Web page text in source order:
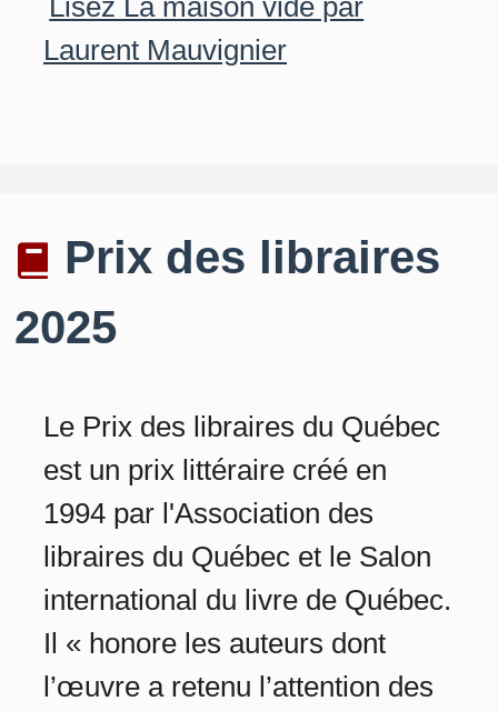
Laurent Mauvignier
Prix des libraires
2025
Le Prix des libraires du Québec
est un prix littéraire créé en
1994 par l'Association des
libraires du Québec et le Salon
international du livre de Québec.
Il « honore les auteurs dont
l’œuvre a retenu l’attention des